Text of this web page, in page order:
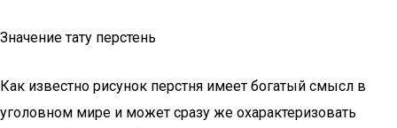
Значение тату перстень
Как известно рисунок перстня имеет богатый смысл в
уголовном мире и может сразу же охарактеризовать